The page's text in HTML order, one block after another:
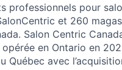
professionnels pour
et 260
Salon Centric
en Ontario en
Québec avec